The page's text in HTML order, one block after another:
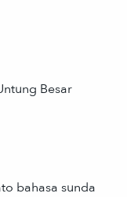
Besar
bahasa sunda